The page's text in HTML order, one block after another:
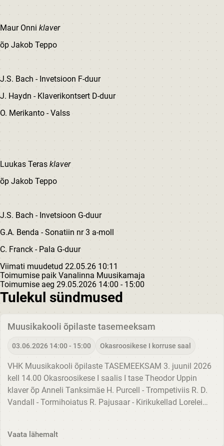
Maur Onni klaver
õp Jakob Teppo
J.S. Bach - Invetsioon F-duur
J. Haydn - Klaverikontsert D-duur
O. Merikanto - Valss
Luukas Teras klaver
õp Jakob Teppo
J.S. Bach - Invetsioon G-duur
G.A. Benda - Sonatiin nr 3 a-moll
C. Franck - Pala G-duur
Viimati muudetud 22.05.26 10:11
Toimumise paik Vanalinna Muusikamaja
Toimumise aeg 29.05.2026 14:00 - 15:00
Tulekul sündmused
Muusikakooli õpilaste tasemeeksam
03.06.2026 14:00 - 15:00 Okasroosikese I korruse saal
VHK Muusikakooli õpilaste TASEMEEKSAM 3. juunil 2026
kell 14.00 Okasroosikese I saalis I tase Theodor Uppin
klaver õp Anneli Tanksimäe H. Purcell - Trompetiviis R. D.
Vandall - Tormihoiatus R. Pajusaar - Kirikukellad Lorelei
Vaata lähemalt